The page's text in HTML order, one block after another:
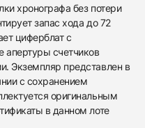
хронографа без потери
запас хода до 72
циферблат с
апертуры счетчиков
Экземпляр представлен в
с сохранением
оригинальным
в данном лоте